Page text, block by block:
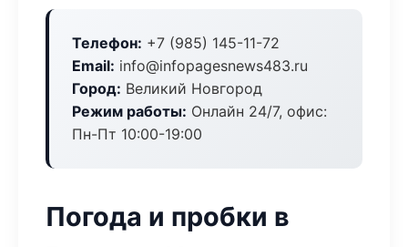
Телефон: +7 (985) 145-11-72
Email: info@infopagesnews483.ru
Город: Великий Новгород
Режим работы: Онлайн 24/7, офис:
Пн-Пт 10:00-19:00
Погода и пробки в